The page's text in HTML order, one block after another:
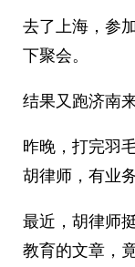
去了上海，参
下聚会。
结果又跑济南
昨晚，打完羽
胡律师，有业务
最近，胡律师
教育的文章，